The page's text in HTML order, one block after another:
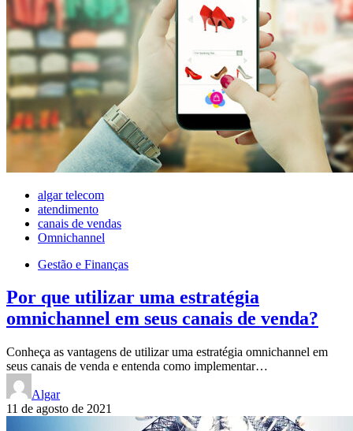
algar telecom
atendimento
canais de vendas
Omnichannel
Gestão e Finanças
Por que utilizar uma estratégia
omnichannel em seus canais de venda?
Conheça as vantagens de utilizar uma estratégia omnichannel em
seus canais de venda e entenda como implementar…
Algar
11 de agosto de 2021